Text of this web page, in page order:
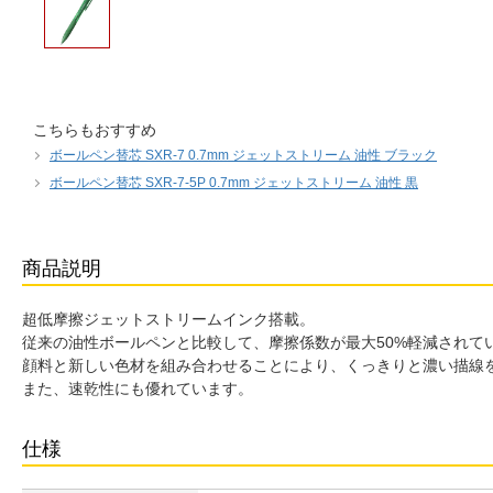
こちらもおすすめ
ボールペン替芯 SXR-7 0.7mm ジェットストリーム 油性 ブラック
ボールペン替芯 SXR-7-5P 0.7mm ジェットストリーム 油性 黒
商品説明
超低摩擦ジェットストリームインク搭載。
従来の油性ボールペンと比較して、摩擦係数が最大50%軽減されて
顔料と新しい色材を組み合わせることにより、くっきりと濃い描線
また、速乾性にも優れています。
仕様